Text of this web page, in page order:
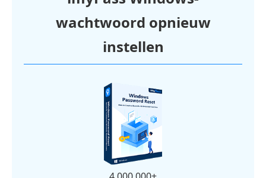
wachtwoord opnieuw
instellen